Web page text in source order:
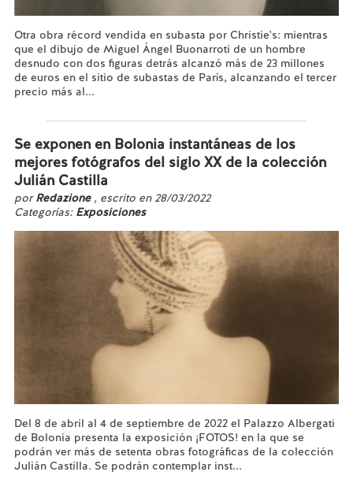
Otra obra récord vendida en subasta por Christie's: mientras
que el dibujo de Miguel Ángel Buonarroti de un hombre
desnudo con dos figuras detrás alcanzó más de 23 millones
de euros en el sitio de subastas de París, alcanzando el tercer
precio más al...
Se exponen en Bolonia instantáneas de los
mejores fotógrafos del siglo XX de la colección
Julián Castilla
porRedazione , escrito en 28/03/2022
Categorías: Exposiciones
Del 8 de abril al 4 de septiembre de 2022 el Palazzo Albergati
de Bolonia presenta la exposición ¡FOTOS! en la que se
podrán ver más de setenta obras fotográficas de la colección
Julián Castilla. Se podrán contemplar inst...